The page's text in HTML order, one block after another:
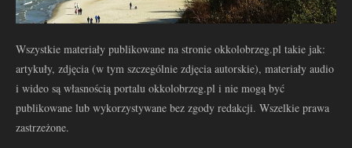
Wszystkie materiały publikowane na stronie okkolobrzeg.pl takie jak:
artykuły, zdjęcia (w tym szczególnie zdjęcia autorskie), materiały audio
i wideo są własnością portalu okkolobrzeg.pl i nie mogą być
publikowane lub wykorzystywane bez zgody redakcji. Wszelkie prawa
zastrzeżone.